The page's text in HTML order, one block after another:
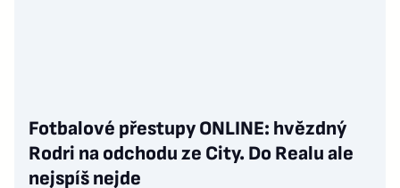
Fotbalové přestupy ONLINE: hvězdný
Rodri na odchodu ze City. Do Realu ale
nejspíš nejde